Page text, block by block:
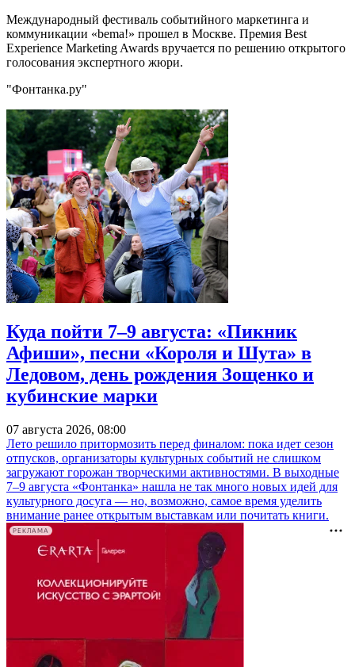
Международный фестиваль событийного маркетинга и
коммуникации «bema!» прошел в Москве. Премия Best
Experience Marketing Awards вручается по решению открытого
голосования экспертного жюри.
"Фонтанка.ру"
Куда пойти 7–9 августа: «Пикник
Афиши», песни «Короля и Шута» в
Ледовом, день рождения Зощенко и
кубинские марки
07 августа 2026, 08:00
Лето решило притормозить перед финалом: пока идет сезон
отпусков, организаторы культурных событий не слишком
загружают горожан творческими активностями. В выходные
7–9 августа «Фонтанка» нашла не так много новых идей для
культурного досуга — но, возможно, самое время уделить
внимание ранее открытым выставкам или почитать книги.
РЕКЛАМА